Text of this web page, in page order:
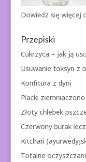
Dowiedz się więcej
Przepiski
Cukrzyca – jak ją
Usuwanie toksyn z
Konfitura z dyni
Placki
Złoty chlebek
Czerwony burak
Kitchari
Totalne